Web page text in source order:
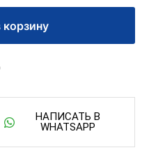
НАПИСАТЬ В
WHATSAPP